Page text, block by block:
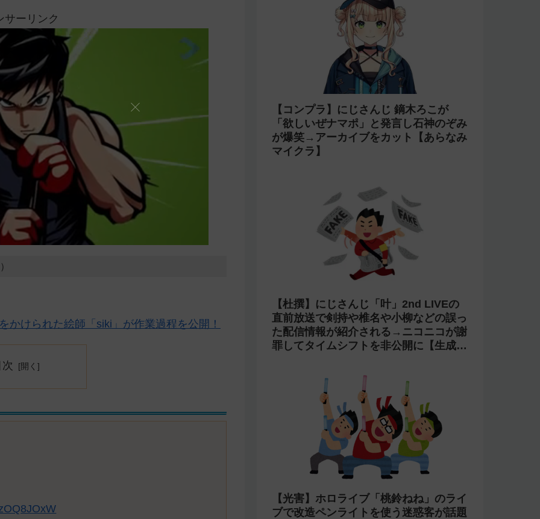
サーリンク
かけられた絵師「siki」が作業過程を公開！
【コンプラ】にじさんじ 鏑木ろこが
「欲しいぜナマポ」と発言し石神のぞみ
が爆笑→アーカイブをカット【あらなみ
マイクラ】
【杜撰】にじさんじ「叶」2nd LIVEの
直前放送で剣持や椎名や小柳などの誤っ
た配信情報が紹介される→ニコニコが謝
罪してタイムシフトを非公開に【生成
【光害】ホロライブ「桃鈴ねね」のライ
ブで改造ペンライトを使う迷惑客が話題